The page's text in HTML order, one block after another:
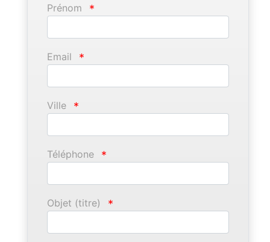
Prénom *
Email *
Ville *
Téléphone *
Objet (titre) *